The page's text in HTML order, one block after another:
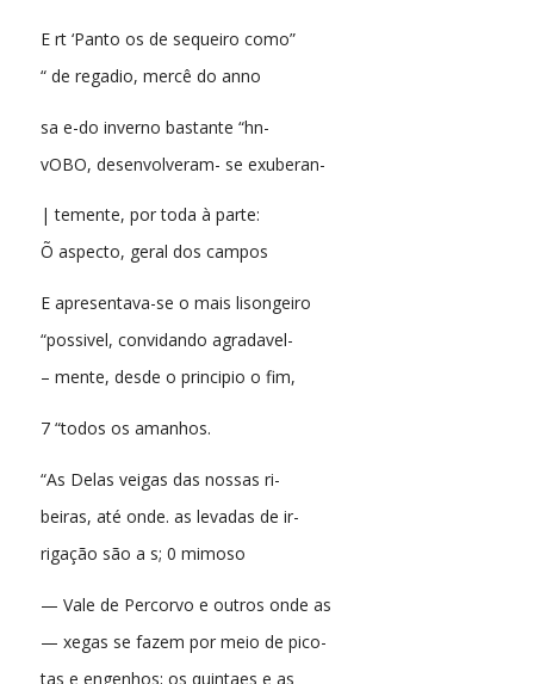
E rt ‘Panto os de sequeiro como”
“ de regadio, mercê do anno
sa e-do inverno bastante “hn-
vOBO, desenvolveram- se exuberan-
| temente, por toda à parte:
Õ aspecto, geral dos campos
E apresentava-se o mais lisongeiro
“possivel, convidando agradavel-
– mente, desde o principio o fim,
7 “todos os amanhos.
“As Delas veigas das nossas ri-
beiras, até onde. as levadas de ir-
rigação são a s; 0 mimoso
— Vale de Percorvo e outros onde as
— xegas se fazem por meio de pico-
tas e engenhos; os quintaes e as